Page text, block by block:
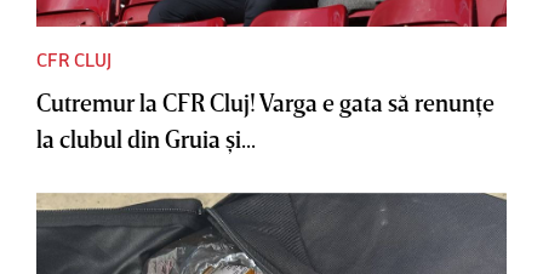
CFR CLUJ
Cutremur la CFR Cluj! Varga e gata să renunţe
la clubul din Gruia şi...